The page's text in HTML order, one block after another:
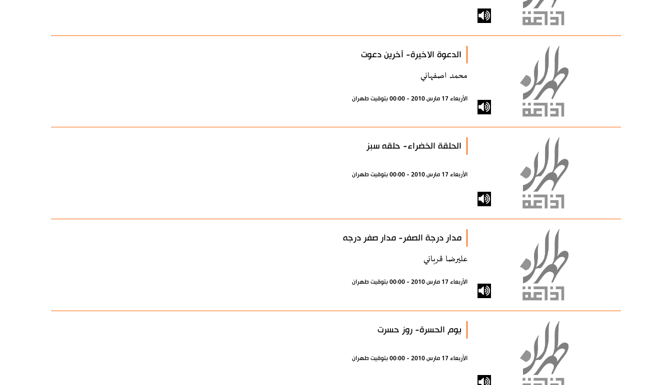
الدعوة الاخيرة- آخرين دعوت
محمد اصفهاني
الأربعاء 17 مارس 2010 - 00:00 بتوقيت طهران
الحلقة الخضراء- حلقه سبز
الأربعاء 17 مارس 2010 - 00:00 بتوقيت طهران
مدار درجة الصفر- مدار صفر درجه
عليرضا قرباني
الأربعاء 17 مارس 2010 - 00:00 بتوقيت طهران
يوم الحسرة- روز حسرت
الأربعاء 17 مارس 2010 - 00:00 بتوقيت طهران